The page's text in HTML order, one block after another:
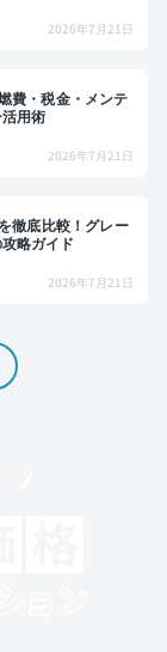
2026年7月21日
費・税金・メンテ
用術
2026年7月21日
徹底比較！グレー
略ガイド
2026年7月21日